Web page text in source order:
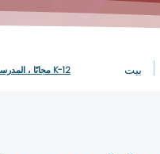
3-K و PRE-K مجانًا ، المدرسة الإعدادية الخاصة بالكلية K-12 بيت